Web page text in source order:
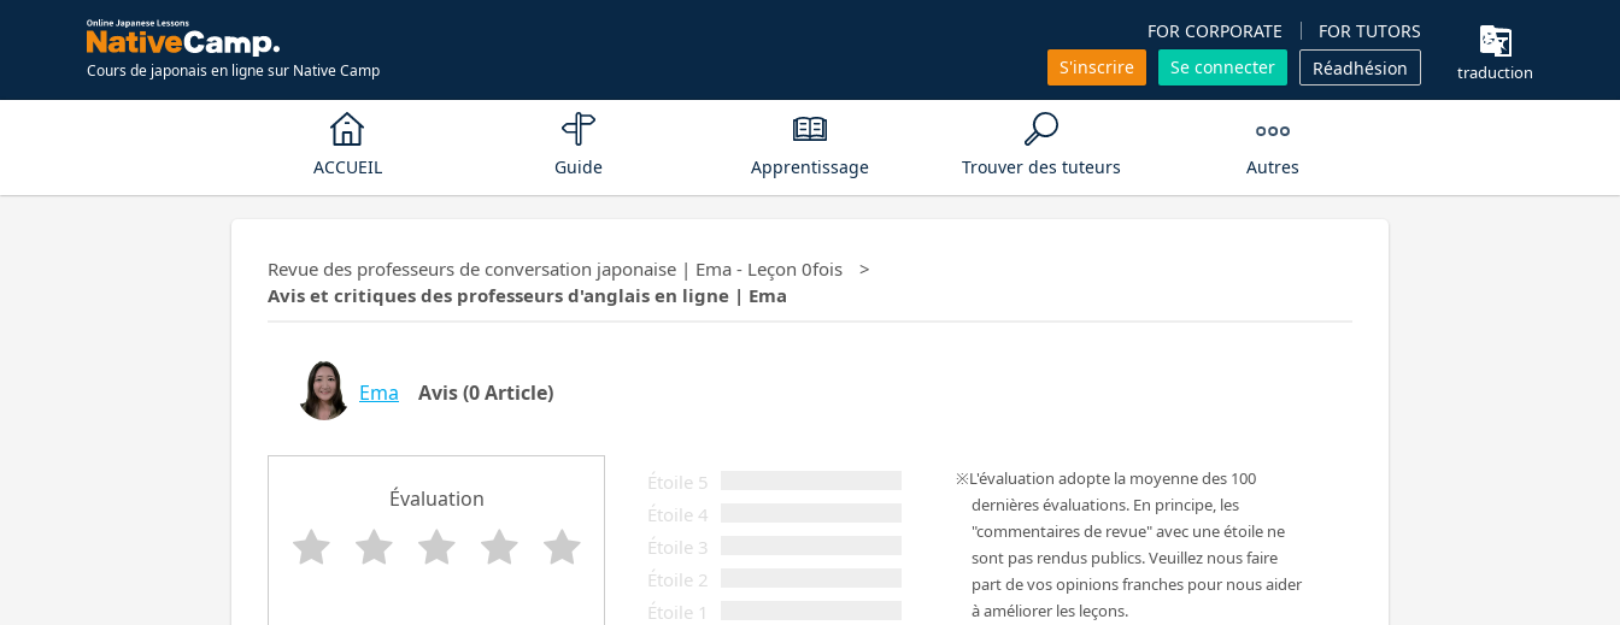
Cours de japonais en ligne sur Native Camp
FOR CORPORATE
FOR TUTORS
S'inscrire
Se connecter Réadhésion traduction
ACCUEIL Guide Apprentissage Trouver des tuteurs Autres
Revue des professeurs de conversation japonaise | Ema - Leçon 0fois
Avis et critiques des professeurs d'anglais en ligne | Ema
Ema Avis(0 Article)
Évaluation
Étoile 5
Étoile 4
Étoile 3
Étoile 2
Étoile 1
L'évaluation adopte la moyenne des 100
dernières évaluations. En principe, les
"commentaires de revue" avec une étoile ne
sont pas rendus publics. Veuillez nous faire
part de vos opinions franches pour nous aider
à améliorer les leçons.